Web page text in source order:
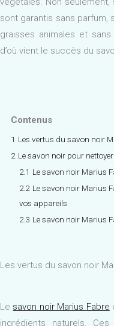
sont garantis sans parfum,
graisses animales et
d’où vient le succès du
Contenus
1 Les vertus du savon noir
2 Le savon noir pour
2.1 Le savon noir Marius
2.2 Le savon noir Marius
vos appareils
2.3 Le savon noir Marius
Les vertus du savon noir
Le savon noir Marius Fabre
ingrédients naturels.